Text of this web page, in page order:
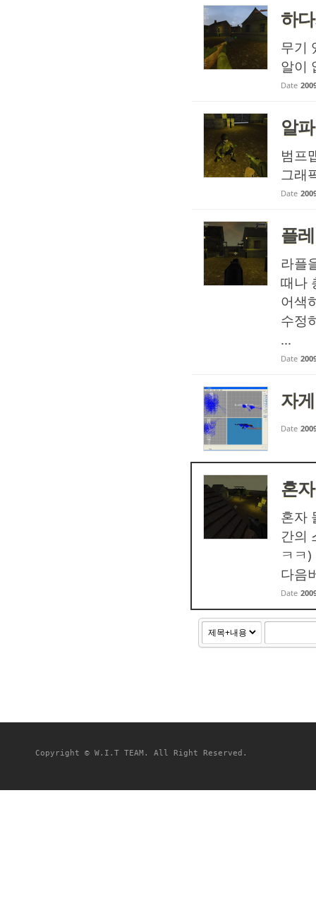
하
무기
알이
Date
알
범프
그래
Date
플
라플
때나
어색
수정
...
Date
자
Date
혼
혼자
간의
ㅋㅋ
다음
Date
Copyright © W.I.T TEAM. All Right Reserved.